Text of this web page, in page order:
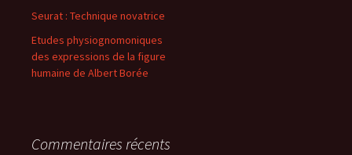
Seurat : Technique novatrice
Etudes physiognomoniques
des expressions de la figure
humaine de Albert Borée
Commentaires récents